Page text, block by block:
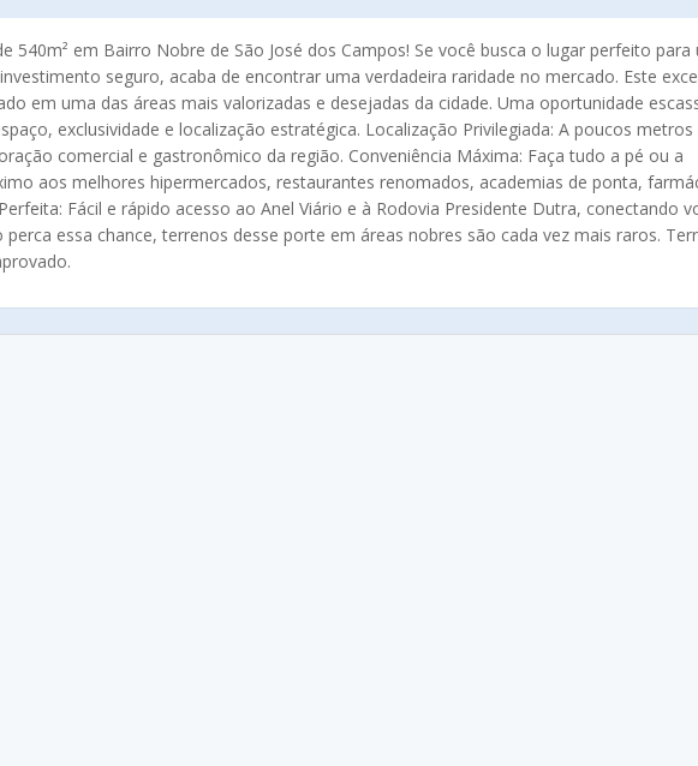
540m² em Bairro Nobre de São José dos Campos! Se você busca o lugar perfeito para
seguro, acaba de encontrar uma verdadeira raridade no mercado. Este
em uma das áreas mais valorizadas e desejadas da cidade. Uma oportunidade
exclusividade e localização estratégica. Localização Privilegiada: A poucos metros
comercial e gastronômico da região. Conveniência Máxima: Faça tudo a pé ou a
aos melhores hipermercados, restaurantes renomados, academias de ponta,
Fácil e rápido acesso ao Anel Viário e à Rodovia Presidente Dutra, conectando
essa chance, terrenos desse porte em áreas nobres são cada vez mais raros.